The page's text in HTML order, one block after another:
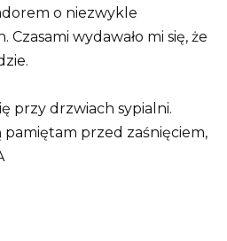
o niezwykle
wydawało mi się, że
przy drzwiach sypialni.
przed zaśnięciem,